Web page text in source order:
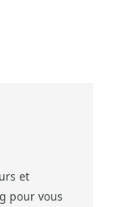
et
pour vous